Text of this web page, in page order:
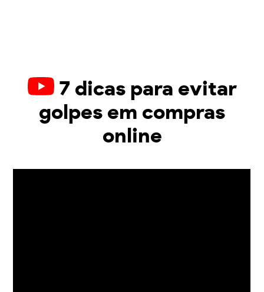
7 dicas para evitar
golpes em compras
online